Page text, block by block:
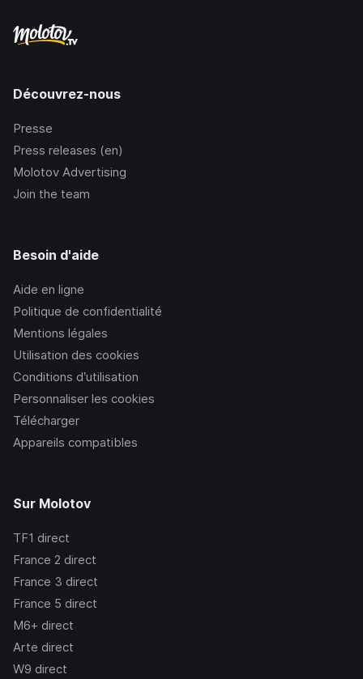
Découvrez-nous
Presse
Press releases (en)
Molotov Advertising
Join the team
Besoin d'aide
Aide en ligne
Politique de confidentialité
Mentions légales
Utilisation des cookies
Conditions d’utilisation
Personnaliser les cookies
Télécharger
Appareils compatibles
Sur Molotov
TF1 direct
France 2 direct
France 3 direct
France 5 direct
M6+ direct
Arte direct
W9 direct